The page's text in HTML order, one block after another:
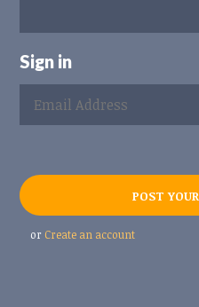
Sign in
or Create an account